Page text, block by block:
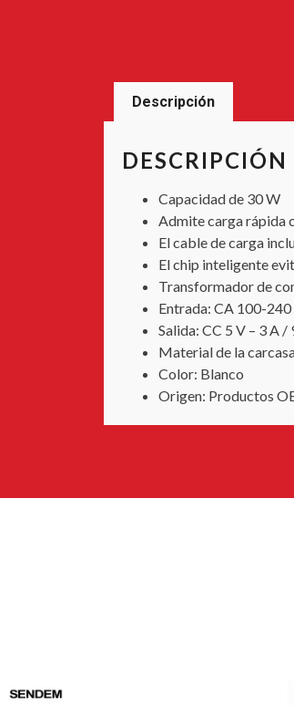
Descripción
DESCRIPCIÓN
Capacidad de 30 W
Admite carga rápida
El cable de carga
El chip inteligente
Transformador de
Entrada: CA 100-
Salida: CC 5 V – 3 A /
Material de la
Color: Blanco
Origen: Productos